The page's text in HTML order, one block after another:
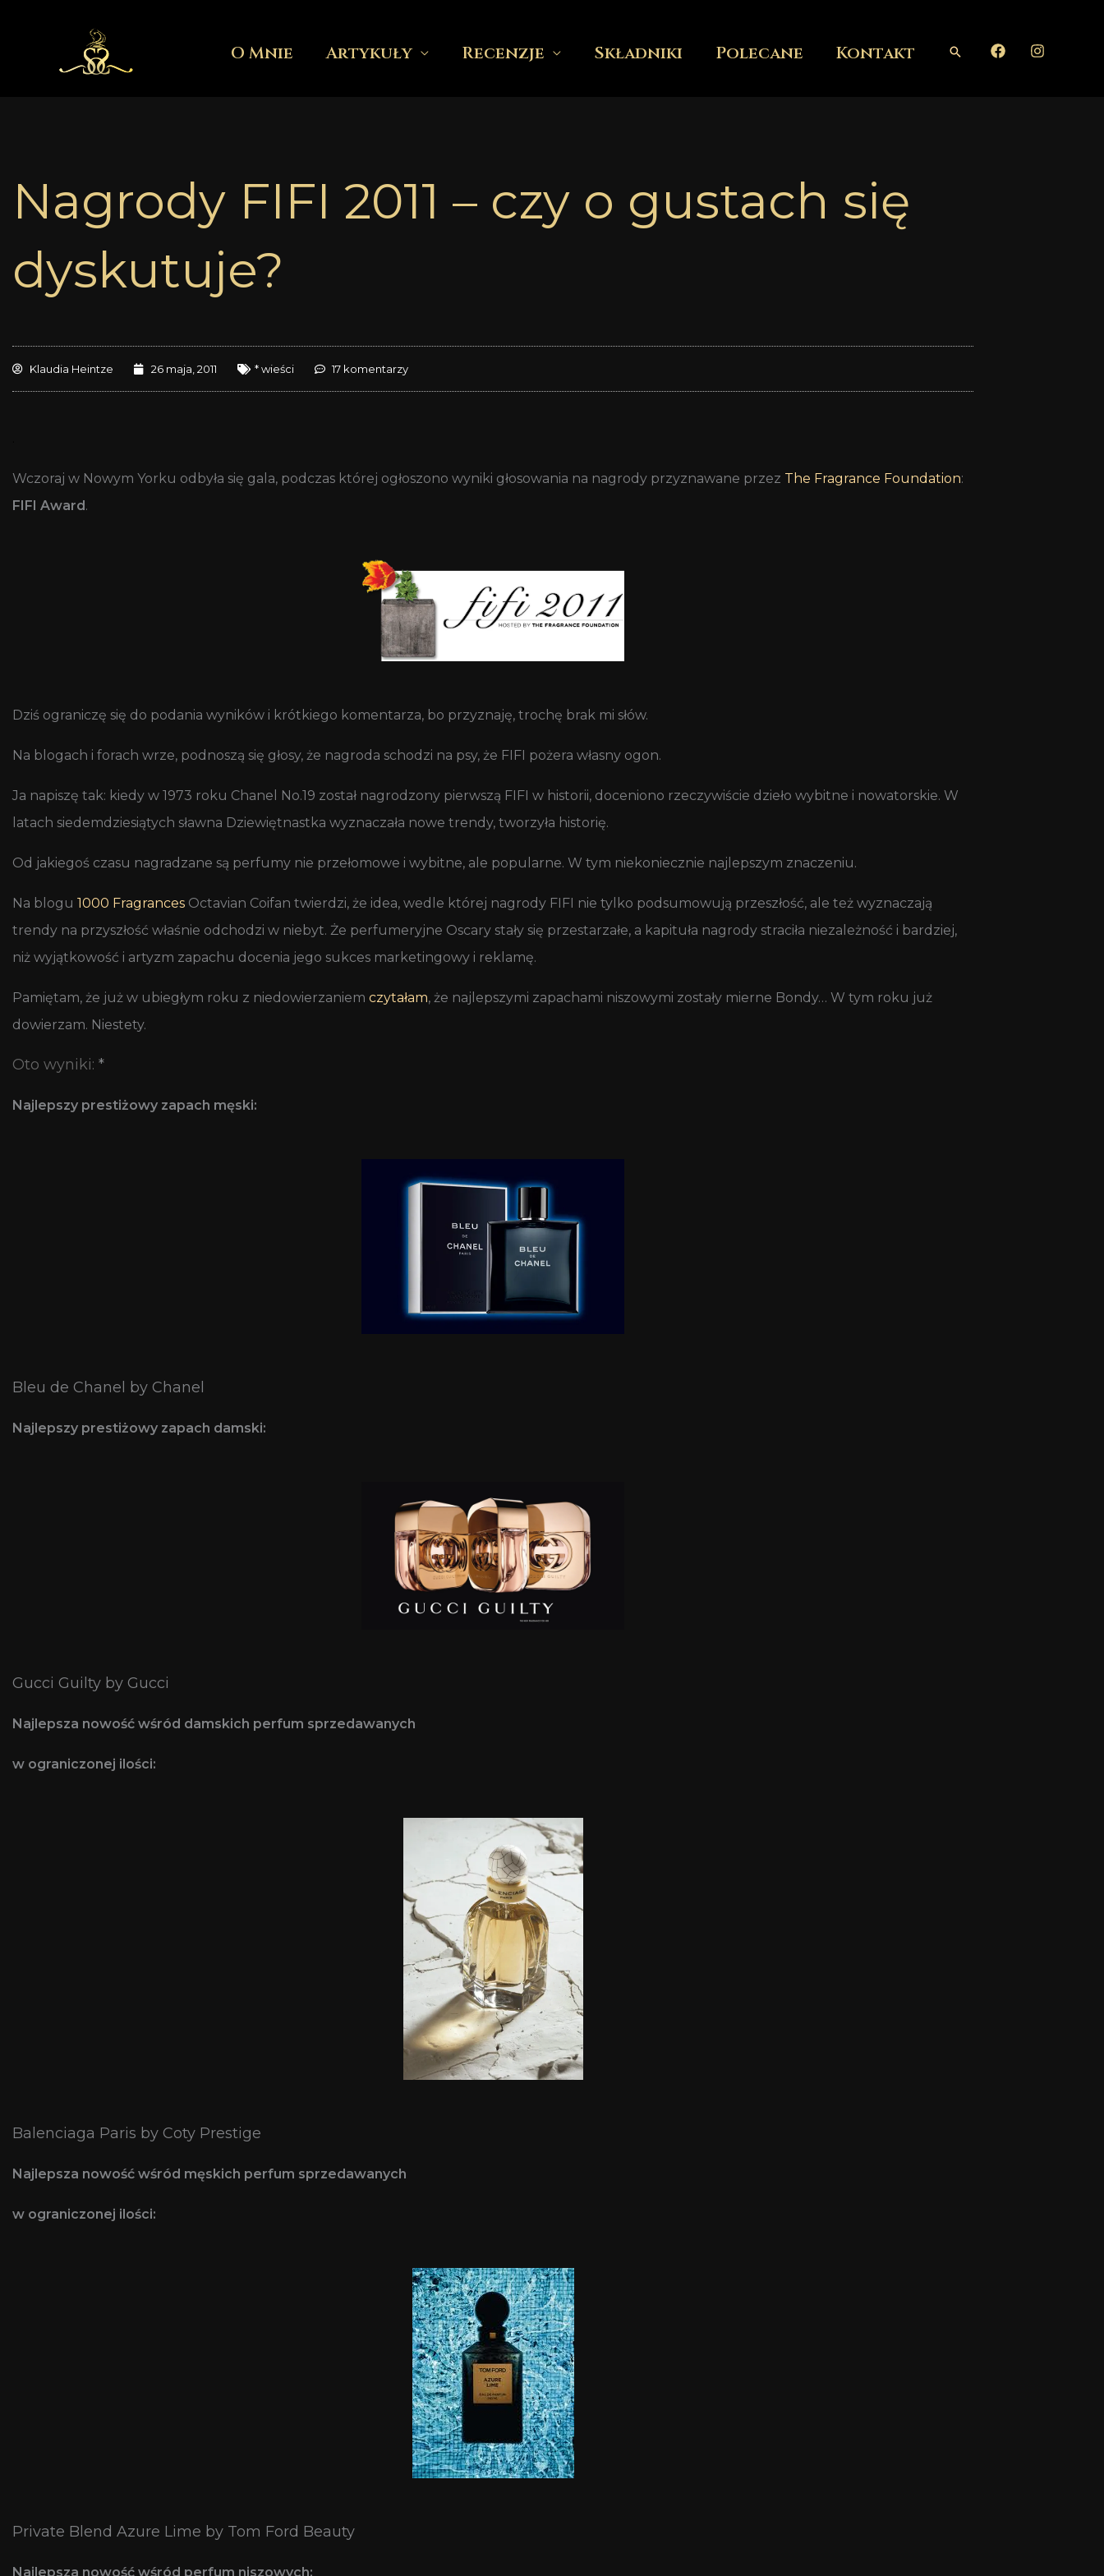
O Mnie Artykuły Recenzje Składniki Polecane Kontakt Szukaj
Nagrody FIFI 2011 – czy o gustach się
dyskutuje?
Klaudia Heintze 26 maja, 2011 * wieści 17 komentarzy
Wczoraj w Nowym Yorku odbyła się gala, podczas której ogłoszono wyniki głosowania na nagrody przyznawane przez The Fragrance Foundation:
FIFI Award.
Dziś ograniczę się do podania wyników i krótkiego komentarza, bo przyznaję, trochę brak mi słów.
Na blogach i forach wrze, podnoszą się głosy, że nagroda schodzi na psy, że FIFI pożera własny ogon.
Ja napiszę tak: kiedy w 1973 roku Chanel No.19 został nagrodzony pierwszą FIFI w historii, doceniono rzeczywiście dzieło wybitne i nowatorskie. W
latach siedemdziesiątych sławna Dziewiętnastka wyznaczała nowe trendy, tworzyła historię.
Od jakiegoś czasu nagradzane są perfumy nie przełomowe i wybitne, ale popularne. W tym niekoniecznie najlepszym znaczeniu.
Na blogu 1000 Fragrances Octavian Coifan twierdzi, że idea, wedle której nagrody FIFI nie tylko podsumowują przeszłość, ale też wyznaczają
trendy na przyszłość właśnie odchodzi w niebyt. Że perfumeryjne Oscary stały się przestarzałe, a kapituła nagrody straciła niezależność i bardziej,
niż wyjątkowość i artyzm zapachu docenia jego sukces marketingowy i reklamę.
Pamiętam, że już w ubiegłym roku z niedowierzaniem czytałam, że najlepszymi zapachami niszowymi zostały mierne Bondy… W tym roku już
dowierzam. Niestety.
Oto wyniki: *
Najlepszy prestiżowy zapach męski:
Bleu de Chanel by Chanel
Najlepszy prestiżowy zapach damski:
Gucci Guilty by Gucci
Najlepsza nowość wśród damskich perfum sprzedawanych
w ograniczonej ilości:
Balenciaga Paris by Coty Prestige
Najlepsza nowość wśród męskich perfum sprzedawanych
w ograniczonej ilości:
Private Blend Azure Lime by Tom Ford Beauty
Najlepsza nowość wśród perfum niszowych: